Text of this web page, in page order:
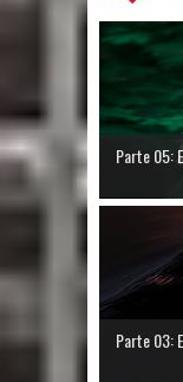
Parte 05:
Parte 03: